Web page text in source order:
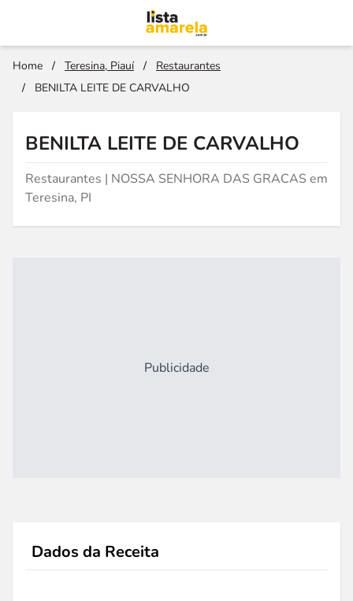
Home / Teresina, Piauí /
Restaurantes
/
BENILTA LEITE DE CARVALHO
BENILTA LEITE DE CARVALHO
Restaurantes | NOSSA SENHORA DAS GRACAS em
Teresina, PI
Publicidade
Dados da Receita